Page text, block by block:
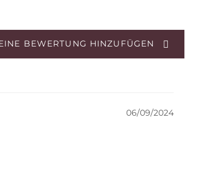
BEWERTUNG HINZUFÜGEN
06/09/2024